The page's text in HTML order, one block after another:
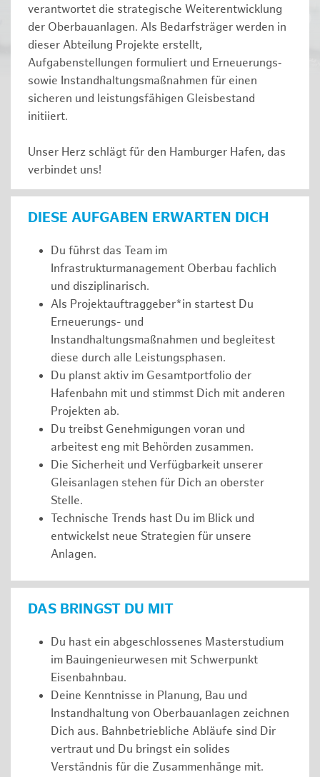
verantwortet die strategische Weiterentwicklung
der Oberbauanlagen. Als Bedarfsträger werden in
dieser Abteilung Projekte erstellt,
Aufgabenstellungen formuliert und Erneuerungs‑
sowie Instandhaltungsmaßnahmen für einen
sicheren und leistungsfähigen Gleisbestand
initiiert.
Unser Herz schlägt für den Hamburger Hafen, das
verbindet uns!
DIESE AUFGABEN ERWARTEN DICH
Du führst das Team im
Infrastrukturmanagement Oberbau fachlich
und disziplinarisch.
Als Projektauftraggeber*in startest Du
Erneuerungs- und
Instandhaltungsmaßnahmen und begleitest
diese durch alle Leistungsphasen.
Du planst aktiv im Gesamtportfolio der
Hafenbahn mit und stimmst Dich mit anderen
Projekten ab.
Du treibst Genehmigungen voran und
arbeitest eng mit Behörden zusammen.
Die Sicherheit und Verfügbarkeit unserer
Gleisanlagen stehen für Dich an oberster
Stelle.
Technische Trends hast Du im Blick und
entwickelst neue Strategien für unsere
Anlagen.
DAS BRINGST DU MIT
Du hast ein abgeschlossenes Masterstudium
im Bauingenieurwesen mit Schwerpunkt
Eisenbahnbau.
Deine Kenntnisse in Planung, Bau und
Instandhaltung von Oberbauanlagen zeichnen
Dich aus. Bahnbetriebliche Abläufe sind Dir
vertraut und Du bringst ein solides
Verständnis für die Zusammenhänge mit.